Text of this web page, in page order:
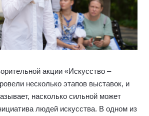
акции «Искусство –
несколько этапов выставок, и
насколько сильной может
людей искусства. В одном из